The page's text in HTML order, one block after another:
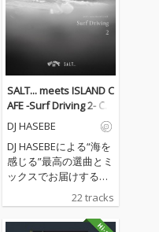
SALT... meets ISLAND C
AFE -Surf Driving 2- Col
laboration with BILLAB
ONG (DJ Mix)
DJ HASEBE
DJ HASEBEによる“海を
感じる”最高の選曲とミ
ックスでお届けする
「SALT... meets ISLAN
D CAFE」シリーズ第4
弾、「Surf Driving 2」
22 tracks